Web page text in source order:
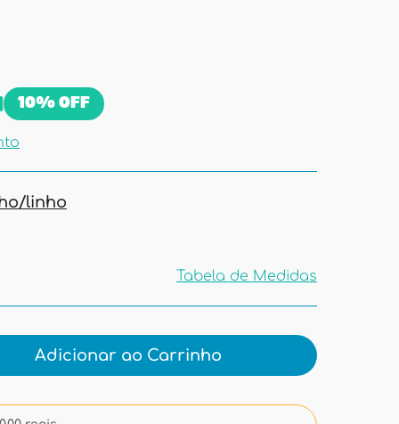
10% OFF
linho
Tabela de Medidas
Medidas
Adicionar ao Carrinho